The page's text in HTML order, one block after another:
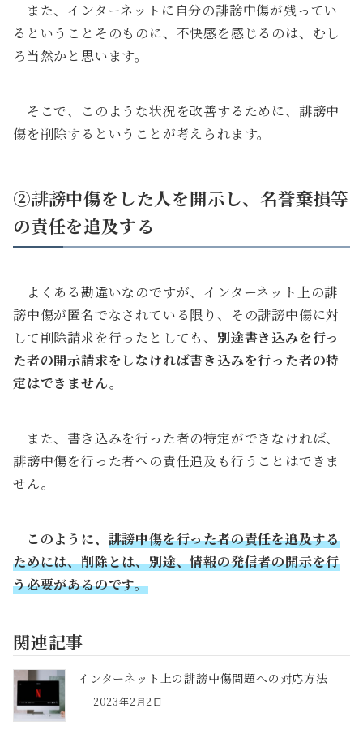
また、インターネットに自分の誹謗中傷が残ってい
るということそのものに、不快感を感じるのは、むし
ろ当然かと思います。
そこで、このような状況を改善するために、誹謗中
傷を削除するということが考えられます。
②誹謗中傷をした人を開示し、名誉棄損等
の責任を追及する
よくある勘違いなのですが、インターネット上の誹
謗中傷が匿名でなされている限り、その誹謗中傷に対
して削除請求を行ったとしても、 別途書き込みを行っ
た者の開示請求をしなければ書き込みを行った者の特
定はできません。
また、書き込みを行った者の特定ができなければ、
誹謗中傷を行った者への責任追及も行うことはできま
せん。
このように、 誹謗中傷を行った者の責任を追及する
ためには、削除とは、別途、情報の発信者の開示を行
う必要があるのです。
関連記事
インターネット上の誹謗中傷問題への対応方法
2023年2月2日